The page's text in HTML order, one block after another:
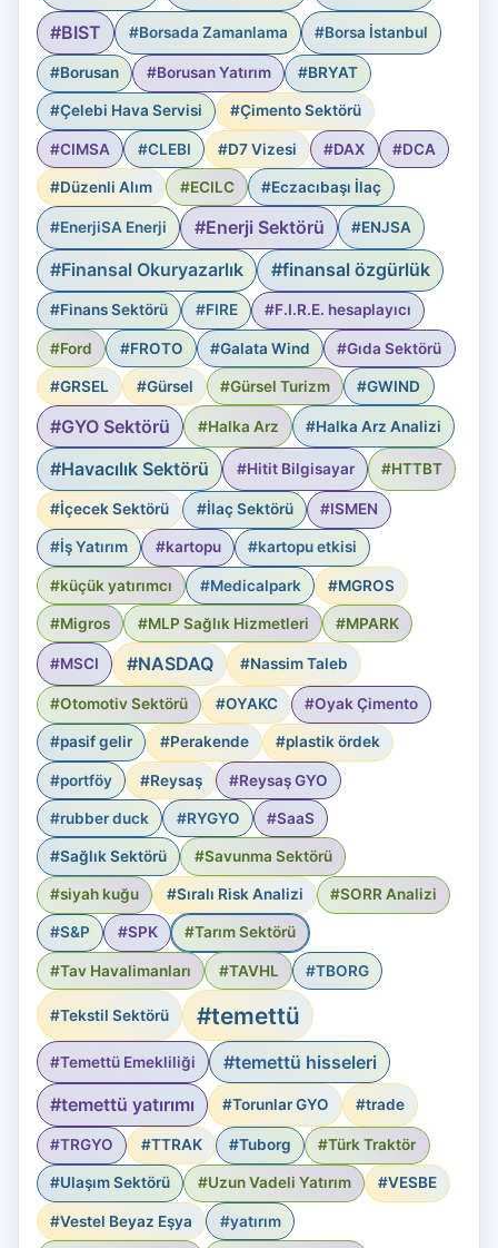
#BIST #Borsada Zamanlama #Borsa İstanbul
#Borusan #Borusan Yatırım #BRYAT
#Çelebi Hava Servisi #Çimento Sektörü
#CIMSA #CLEBI #D7 Vizesi #DAX #DCA
#Düzenli Alım #ECILC #Eczacıbaşı İlaç
#EnerjiSA Enerji #Enerji Sektörü #ENJSA
#Finansal Okuryazarlık #finansal özgürlük
#Finans Sektörü #FIRE #F.I.R.E. hesaplayıcı
#Ford #FROTO #Galata Wind #Gıda Sektörü
#GRSEL #Gürsel #Gürsel Turizm #GWIND
#GYO Sektörü #Halka Arz #Halka Arz Analizi
#Havacılık Sektörü #Hitit Bilgisayar #HTTBT
#İçecek Sektörü #İlaç Sektörü #ISMEN
#İş Yatırım #kartopu #kartopu etkisi
#küçük yatırımcı #Medicalpark #MGROS
#Migros #MLP Sağlık Hizmetleri #MPARK
#MSCI #NASDAQ #Nassim Taleb
#Otomotiv Sektörü #OYAKC #Oyak Çimento
#pasif gelir #Perakende #plastik ördek
#portföy #Reysaş #Reysaş GYO
#rubber duck #RYGYO #SaaS
#Sağlık Sektörü #Savunma Sektörü
#siyah kuğu #Sıralı Risk Analizi #SORR Analizi
#S&P #SPK #Tarım Sektörü
#Tav Havalimanları #TAVHL #TBORG
#Tekstil Sektörü #temettü
#Temettü Emekliliği
#temettü hisseleri
#temettü yatırımı
#Torunlar GYO #trade
#TRGYO #TTRAK #Tuborg #Türk Traktör
#Ulaşım Sektörü #Uzun Vadeli Yatırım #VESBE
#Vestel Beyaz Eşya #yatırım